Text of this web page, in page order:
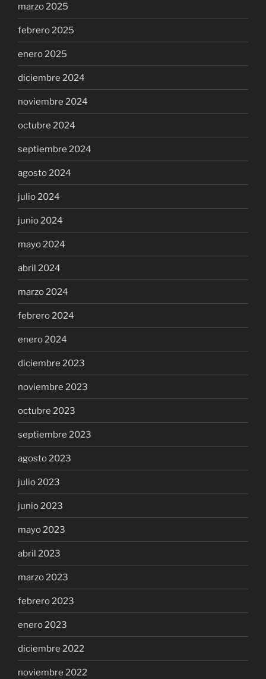
marzo 2025
febrero 2025
enero 2025
diciembre 2024
noviembre 2024
octubre 2024
septiembre 2024
agosto 2024
julio 2024
junio 2024
mayo 2024
abril 2024
marzo 2024
febrero 2024
enero 2024
diciembre 2023
noviembre 2023
octubre 2023
septiembre 2023
agosto 2023
julio 2023
junio 2023
mayo 2023
abril 2023
marzo 2023
febrero 2023
enero 2023
diciembre 2022
noviembre 2022